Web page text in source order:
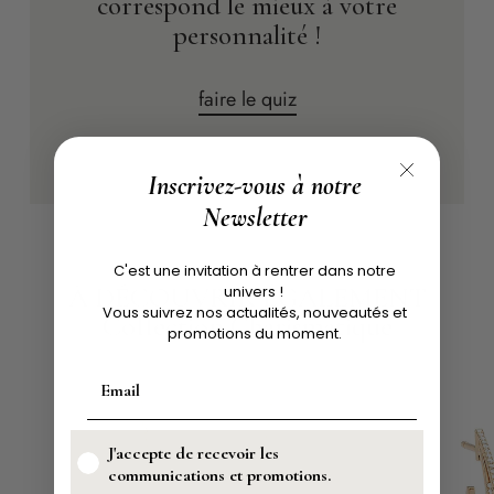
personnalité !
faire le quiz
À DÉCOUVRIR ÉGALEMENT
Collection Charismatique
Inscrivez-vous à notre
Newsletter
C'est une invitation à rentrer dans notre
univers !
Vous suivrez nos actualités, nouveautés et
promotions du moment.
J'accepte de recevoir les
communications et promotions.